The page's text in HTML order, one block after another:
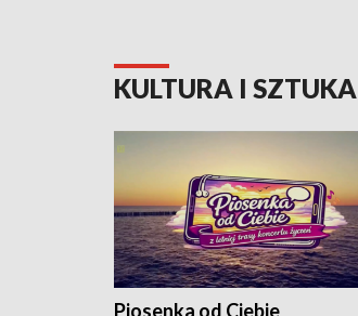
KULTURA I SZTUKA
Piosenka od Ciebie